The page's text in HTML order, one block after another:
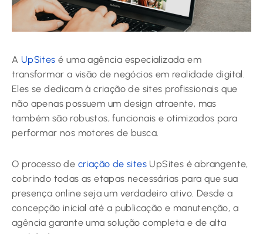
A UpSites é uma agência especializada em
transformar a visão de negócios em realidade digital.
Eles se dedicam à criação de sites profissionais que
não apenas possuem um design atraente, mas
também são robustos, funcionais e otimizados para
performar nos motores de busca.
O processo de criação de sites UpSites é abrangente,
cobrindo todas as etapas necessárias para que sua
presença online seja um verdadeiro ativo. Desde a
concepção inicial até a publicação e manutenção, a
agência garante uma solução completa e de alta